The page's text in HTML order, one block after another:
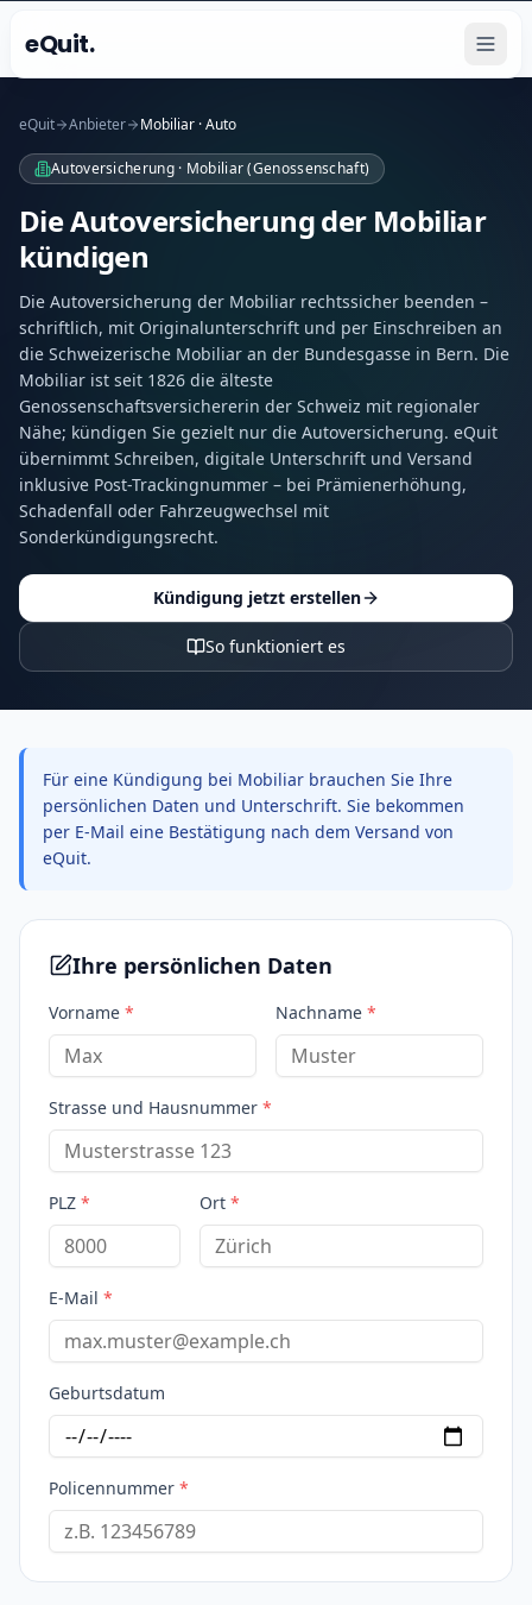
eQuit.
eQuit Anbieter Mobiliar · Auto
Autoversicherung · Mobiliar (Genossenschaft)
Die Autoversicherung der Mobiliar
kündigen
Die Autoversicherung der Mobiliar rechtssicher beenden –
schriftlich, mit Originalunterschrift und per Einschreiben an
die Schweizerische Mobiliar an der Bundesgasse in Bern. Die
Mobiliar ist seit 1826 die älteste
Genossenschaftsversichererin der Schweiz mit regionaler
Nähe; kündigen Sie gezielt nur die Autoversicherung. eQuit
übernimmt Schreiben, digitale Unterschrift und Versand
inklusive Post-Trackingnummer – bei Prämienerhöhung,
Schadenfall oder Fahrzeugwechsel mit
Sonderkündigungsrecht.
Kündigung jetzt erstellen
So funktioniert es
Für eine Kündigung bei Mobiliar brauchen Sie Ihre
persönlichen Daten und Unterschrift. Sie bekommen
per E-Mail eine Bestätigung nach dem Versand von
eQuit.
Ihre persönlichen Daten
Vorname * Nachname *
Strasse und Hausnummer *
PLZ * Ort *
E-Mail *
Geburtsdatum
Policennummer *